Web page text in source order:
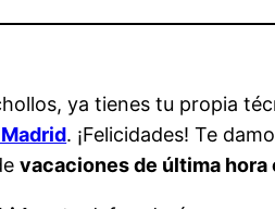
ya tienes tu propia
. ¡Felicidades! Te
vacaciones de última hora